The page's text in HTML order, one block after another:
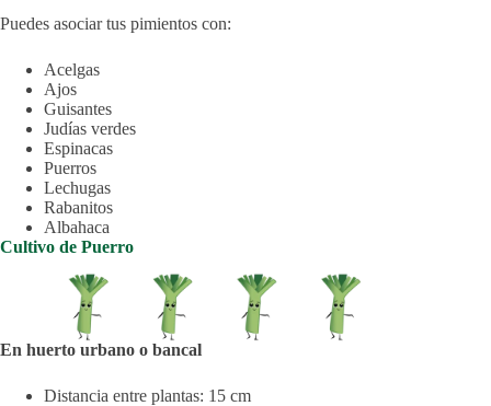
Puedes asociar tus pimientos con:
Acelgas
Ajos
Guisantes
Judías verdes
Espinacas
Puerros
Lechugas
Rabanitos
Albahaca
Cultivo de Puerro
En huerto urbano o bancal
Distancia entre plantas: 15 cm